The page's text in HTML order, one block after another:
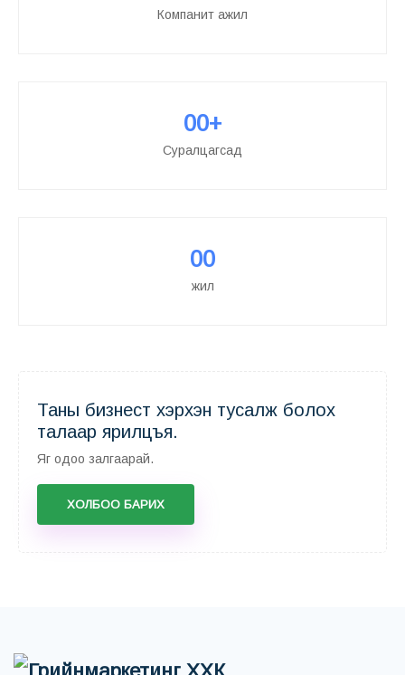
Компанит ажил
00+
Суралцагсад
00
жил
Таны бизнест хэрхэн тусалж болох
талаар ярилцъя.
Яг одоо залгаарай.
ХОЛБОО БАРИХ